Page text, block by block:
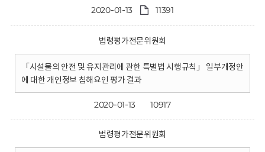
2020-01-13 11391
법령평가전문위원회
「시설물의 안전 및 유지관리에 관한 특별법 시행규칙」 일부개정안
에 대한 개인정보 침해요인 평가 결과
2020-01-13 10917
법령평가전문위원회